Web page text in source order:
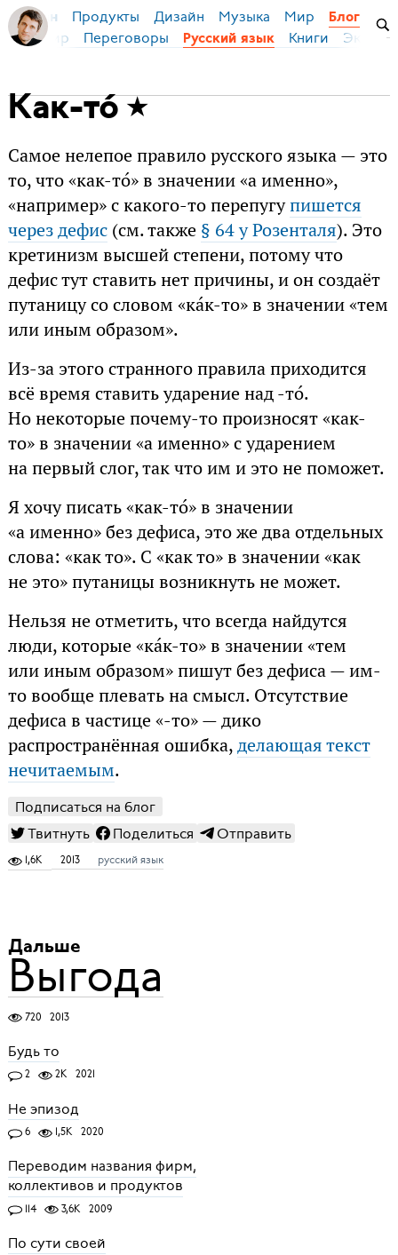
Бирман Продукты Дизайн Музыка Мир Блог
Мир Переговоры Русский язык Книги
Как-то́
Самое нелепое правило русского языка — это
то, что «как-то́» в значении «а именно»,
«например» с какого-то перепугупишется
через дефис(см. также § 64 у Розенталя). Это
кретинизм высшей степени, потому что
дефис тут ставить нет причины, и он создаёт
путаницу со словом «ка́к-то» в значении «тем
или иным образом».
Из-за этого странного правила приходится
всё время ставить ударение над -то́.
Но некоторые почему-то произносят «как-
то» в значении «а именно» с ударением
на первый слог, так что им и это не поможет.
Я хочу писать «как-то́» в значении
«а именно» без дефиса, это же два отдельных
слова: «как то». С «как то» в значении «как
не это» путаницы возникнуть не может.
Нельзя не отметить, что всегда найдутся
люди, которые «ка́к-то» в значении «тем
или иным образом» пишут без дефиса — им-
то вообще плевать на смысл. Отсутствие
дефиса в частице «-то» — дико
распространённая ошибка,делающая текст
нечитаемым.
Подписаться на блог
Твитнуть
Поделиться Отправить
1,6K 2013 русский язык
Дальше
Выгода
720 2013
Будь то
2 2K 2021
Не эпизод
6 1,5K 2020
Переводим названия фирм,
коллективов и продуктов
114 3,6K 2009
По сути своей